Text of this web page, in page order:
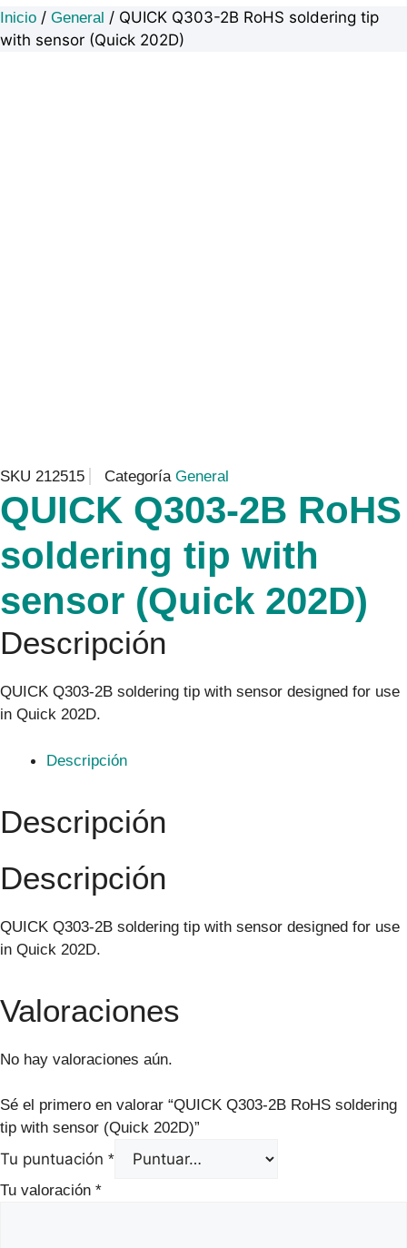
Inicio / General / QUICK Q303-2B RoHS soldering tip
with sensor (Quick 202D)
SKU 212515 Categoría General
QUICK Q303-2B RoHS
soldering tip with
sensor (Quick 202D)
Descripción
QUICK Q303-2B soldering tip with sensor designed for use
in Quick 202D.
Descripción
Descripción
Descripción
QUICK Q303-2B soldering tip with sensor designed for use
in Quick 202D.
Valoraciones
No hay valoraciones aún.
Sé el primero en valorar “QUICK Q303-2B RoHS soldering
tip with sensor (Quick 202D)”
Tu puntuación *
Tu valoración *